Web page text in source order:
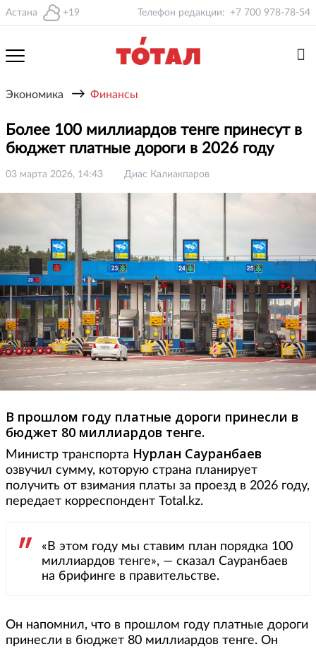
Астана +19 Телефон редакции: +7 700 978-78-54
Экономика → Финансы
Более 100 миллиардов тенге принесут в
бюджет платные дороги в 2026 году
03 марта 2026, 14:43 Диас Калиакпаров
В прошлом году платные дороги принесли в
бюджет 80 миллиардов тенге.
Министр транспорта Нурлан Сауранбаев
озвучил сумму, которую страна планирует
получить от взимания платы за проезд в 2026 году,
передает корреспондент Total.kz.
«В этом году мы ставим план порядка 100
миллиардов тенге», — сказал Сауранбаев
на брифинге в правительстве.
Он напомнил, что в прошлом году платные дороги
принесли в бюджет 80 миллиардов тенге. Он